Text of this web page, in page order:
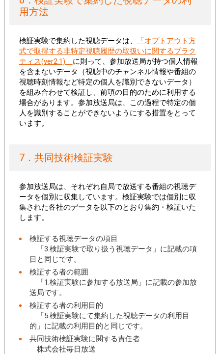
用方法
検証実験で集約した視聴データは、
「オプトアウト方
式で取得する非特定視聴履歴の取扱いに関するプラク
ティス(ver2.1)」 に則って、参加放送局が持つ個人情報
を含まないデータ（視聴中のチャンネル情報や番組の
視聴時刻情報など特定の個人を識別できないデータ）
を組み合わせて検証し、前項の目的のために利用する
場合があります。参加放送局は、この過程で特定の個
人を識別することができないようにする措置をとって
います。
7．共同技術検証実験
参加放送局は、それぞれ自局で放送する番組の視聴デ
ータを個別に収集しています。検証実験では個別に収
集された各社のデータを以下のとおり集約・検証いた
します。
検証する視聴データの項目
「3.検証実験で取り扱う視聴データ」に記載の項
目と同じです。
検証する者の範囲
「1.検証実験に参加する放送局」に記載の参加放
送局です。
検証する者の利用目的
「5.検証実験にて集約した視聴データの利用目
的」に記載の利用目的と同じです。
共同技術検証実験に関する責任者
株式会社毎日放送